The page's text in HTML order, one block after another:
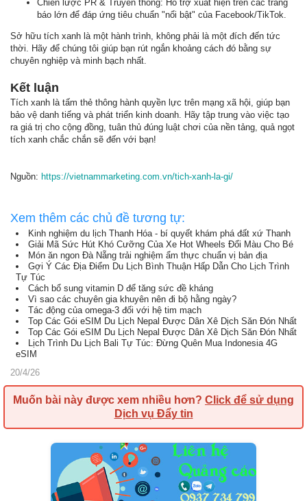
Chiến lược PR & Truyền thông: Hỗ trợ xuất hiện trên các trang
báo lớn để đáp ứng tiêu chuẩn "nổi bật" của Facebook/TikTok.
Sở hữu tích xanh là một hành trình, không phải là một đích đến tức
thời. Hãy để chúng tôi giúp bạn rút ngắn khoảng cách đó bằng sự
chuyên nghiệp và minh bạch nhất.
Kết luận
Tích xanh là tấm thẻ thông hành quyền lực trên mạng xã hội, giúp bạn
bảo vệ danh tiếng và phát triển kinh doanh. Hãy tập trung vào việc tạo
ra giá trị cho cộng đồng, tuân thủ đúng luật chơi của nền tảng, quả ngọt
tích xanh chắc chắn sẽ đến với bạn!
Nguồn: https://vietnammarketing.com.vn/tich-xanh-la-gi/
Xem thêm các chủ đề tương tự:
Kinh nghiệm du lịch Thanh Hóa - bí quyết khám phá đất xứ Thanh
Giải Mã Sức Hút Khó Cưỡng Của Xe Hot Wheels Đổi Màu Cho Bé
Món ăn ngon Đà Nẵng trải nghiệm ẩm thực chuẩn vị bản địa
Gợi Ý Các Địa Điểm Du Lịch Bình Thuận Hấp Dẫn Cho Lịch Trình
Tự Túc
Cách bổ sung vitamin D để tăng sức đề kháng
Vì sao các chuyên gia khuyên nên đi bộ hằng ngày?
Tác động của omega-3 đối với hệ tim mạch
Top Các Gói eSIM Du Lịch Nepal Được Dân Xê Dịch Săn Đón Nhất
Top Các Gói eSIM Du Lịch Nepal Được Dân Xê Dịch Săn Đón Nhất
Lịch Trình Du Lịch Bali Tự Túc: Đừng Quên Mua Indonesia 4G
eSIM
20/4/26
Muốn bài này được xem nhiều hơn? Click để sử dụng
Dịch vụ Đẩy tin